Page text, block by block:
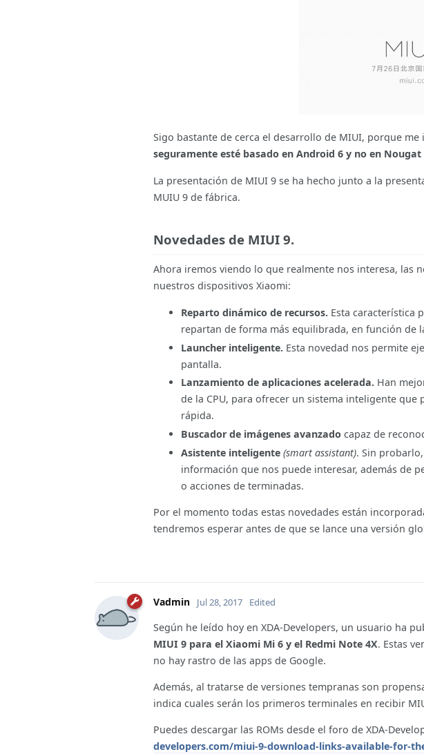
Sigo bastante de cerca el desarrollo de MIUI, porque
seguramente esté basado en Android 6 y no en Nougat
La presentación de MIUI 9 se ha hecho junto a la
MUIU 9 de fábrica.
Novedades de MIUI 9.
Ahora iremos viendo lo que realmente nos interesa, las
nuestros dispositivos Xiaomi:
Reparto dinámico de recursos. Esta característica
repartan de forma más equilibrada, en función de
Launcher inteligente. Esta novedad nos permite
pantalla.
Lanzamiento de aplicaciones acelerada. Han
de la CPU, para ofrecer un sistema inteligente
rápida.
Buscador de imágenes avanzado capaz de
Asistente inteligente (smart assistant). Sin
información que nos puede interesar, además de
o acciones de terminadas.
Por el momento todas estas novedades están
tendremos esperar antes de que se lance una versión
Vadmin Jul 28, 2017 Edited
Según he leído hoy en XDA-Developers, un usuario ha
MIUI 9 para el Xiaomi Mi 6 y el Redmi Note 4X. Estas
no hay rastro de las apps de Google.
Además, al tratarse de versiones tempranas son
indica cuales serán los primeros terminales en recibir
Puedes descargar las ROMs desde el foro de XDA-
developers.com/miui-9-download-links-available-for-